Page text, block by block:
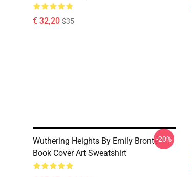
€ 32,20 $35
Wuthering Heights By Emily Bronte
Book Cover Art Sweatshirt
-20%